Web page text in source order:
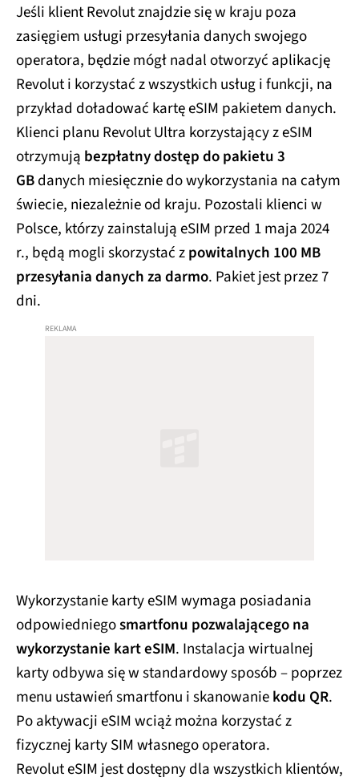
Jeśli klient Revolut znajdzie się w kraju poza
zasięgiem usługi przesyłania danych swojego
operatora, będzie mógł nadal otworzyć aplikację
Revolut i korzystać z wszystkich usług i funkcji, na
przykład doładować kartę eSIM pakietem danych.
Klienci planu Revolut Ultra korzystający z eSIM
otrzymują bezpłatny dostęp do pakietu 3
GBdanych miesięcznie do wykorzystania na całym
świecie, niezależnie od kraju. Pozostali klienci w
Polsce, którzy zainstalują eSIM przed 1 maja 2024
r., będą mogli skorzystać zpowitalnych 100 MB
przesyłania danych za darmo. Pakiet jest przez 7
dni.
Wykorzystanie karty eSIM wymaga posiadania
odpowiedniegosmartfonu pozwalającego na
wykorzystanie kart eSIM. Instalacja wirtualnej
karty odbywa się w standardowy sposób – poprzez
menu ustawień smartfonu i skanowaniekodu QR.
Po aktywacji eSIM wciąż można korzystać z
fizycznej karty SIM własnego operatora.
Revolut eSIM jest dostępny dla wszystkich klientów,